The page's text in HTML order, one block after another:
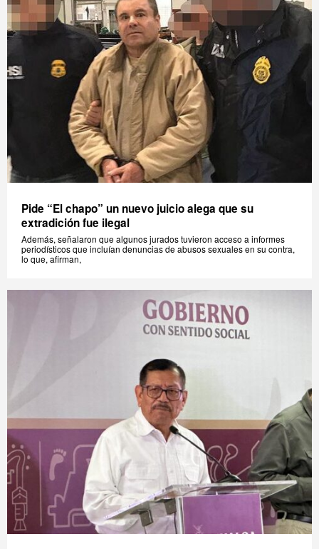
Pide “El chapo” un nuevo juicio alega que su
extradición fue ilegal
Además, señalaron que algunos jurados tuvieron acceso a informes
periodísticos que incluían denuncias de abusos sexuales en su contra,
lo que, afirman,